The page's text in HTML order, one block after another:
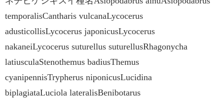
temporalisCantharis vulcanaLycocerus
adusticollisLycocerus japonicusLycocerus
nakaneiLycocerus suturellus suturellusRhagonycha
latiusculaStenothemus badiusThemus
cyanipennisTrypherus niponicusLucidina
biplagiataLuciola lateralisBenibotarus